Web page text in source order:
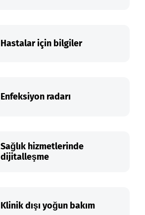
Hastalar için bilgiler
Enfeksiyon radarı
Sağlık hizmetlerinde
dijitalleşme
Klinik dışı yoğun bakım